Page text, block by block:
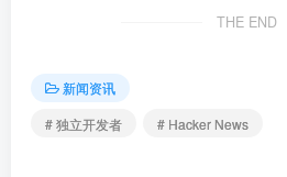
THE END
新闻资讯
# 独立开发者
# Hacker News